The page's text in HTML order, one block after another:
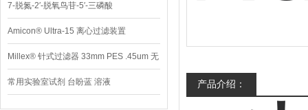
7-脱氮-2′-脱氧鸟苷-5′-三磷酸
Amicon® Ultra-15 离心过滤装置
Millex® 针式过滤器 33mm PES .45um 无
菌
常用实验室试剂 台盼蓝 溶液 产品介绍：